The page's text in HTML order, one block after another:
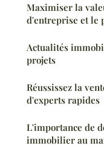
Maximiser la
d'entreprise et le
Actualités
projets
Réussissez la
d'experts rapides
L'importance de
immobilier au